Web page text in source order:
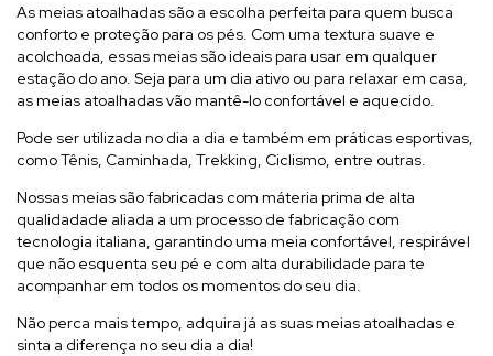
As meias atoalhadas são a escolha perfeita para quem busca
conforto e proteção para os pés. Com uma textura suave e
acolchoada, essas meias são ideais para usar em qualquer
estação do ano. Seja para um dia ativo ou para relaxar em casa,
as meias atoalhadas vão mantê-lo confortável e aquecido.
Pode ser utilizada no dia a dia e também em práticas esportivas,
como Tênis, Caminhada, Trekking, Ciclismo, entre outras.
Nossas meias são fabricadas com máteria prima de alta
qualidadade aliada a um processo de fabricação com
tecnologia italiana, garantindo uma meia confortável, respirável
que não esquenta seu pé e com alta durabilidade para te
acompanhar em todos os momentos do seu dia.
Não perca mais tempo, adquira já as suas meias atoalhadas e
sinta a diferença no seu dia a dia!